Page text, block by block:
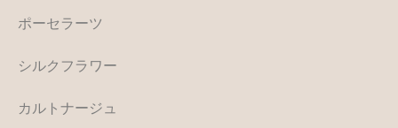
ポーセラーツ
シルクフラワー
カルトナージュ